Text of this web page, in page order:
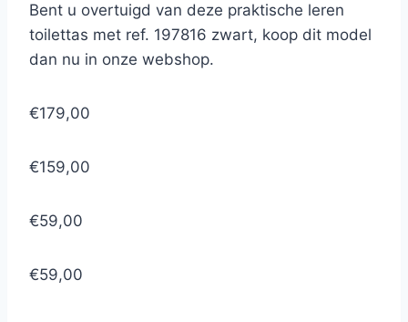
Bent u overtuigd van deze praktische leren
toilettas met ref. 197816 zwart, koop dit model
dan nu in onze webshop.
€179,00
€159,00
€59,00
€59,00